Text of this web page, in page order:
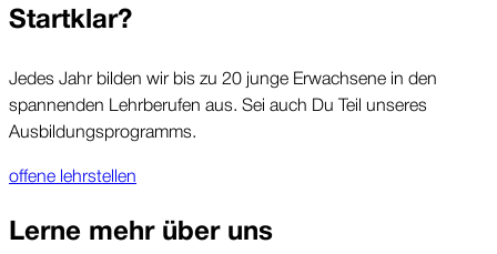
Startklar?
Jedes Jahr bilden wir bis zu 20 junge Erwachsene in den
spannenden Lehrberufen aus. Sei auch Du Teil unseres
Ausbildungsprogramms.
offene lehrstellen
Lerne mehr über uns